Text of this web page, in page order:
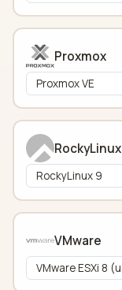
Proxmox
RockyLinux
VMware